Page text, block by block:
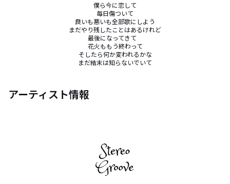
僕ら今に恋して
毎日傷ついて
良いも悪いも全部歌にしよう
まだやり残したことはあるけれど
最後になってきて
花火ももう終わって
そしたら何か変われるかな
まだ結末は知らないでいて
アーティスト情報